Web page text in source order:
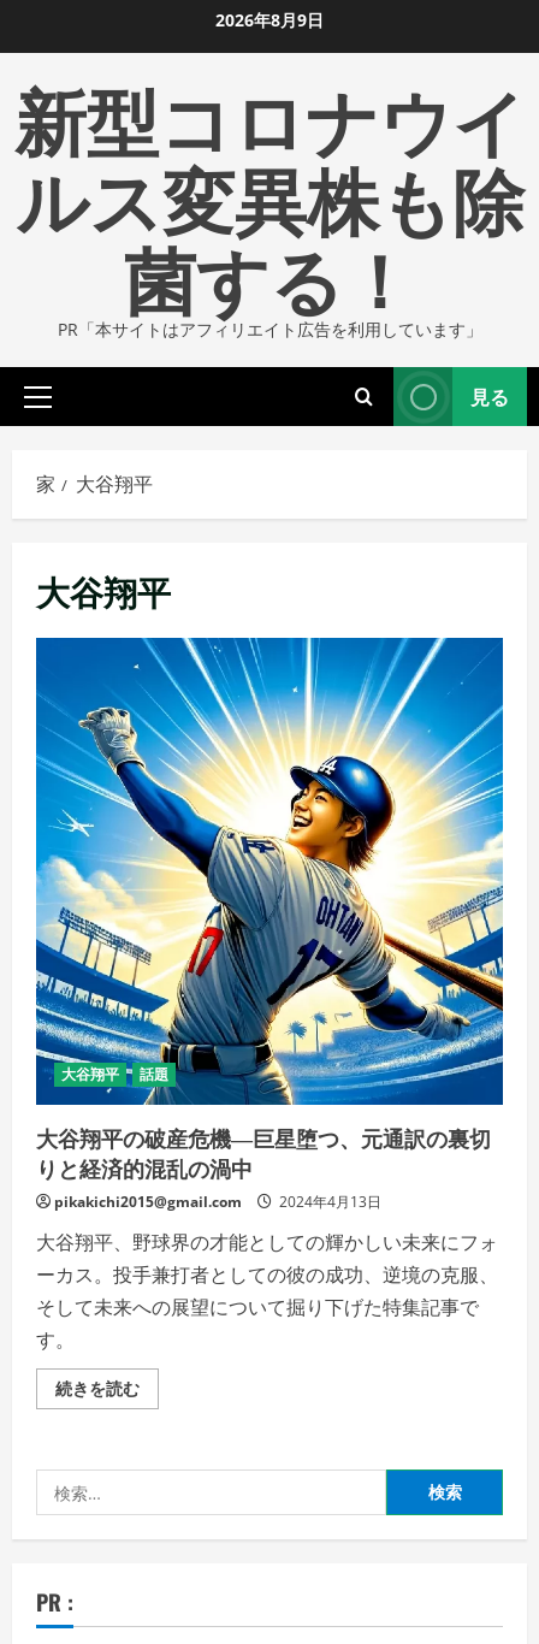
ン
ツ
ま
2026年8月9日
新型コロナウイ
ルス変異株も除
菌する！
PR「本サイトはアフィリエイト広告を利用しています」
プ
イ
マ
ニ
見る
家 大谷翔平
大谷翔平
大谷翔平 話題
大谷翔平の破産危機―巨星堕つ、元通訳の裏切
りと経済的混乱の渦中
pikakichi2015@gmail.com 2024年4月13日
大谷翔平、野球界の才能としての輝かしい未来にフォ
ーカス。投手兼打者としての彼の成功、逆境の克服、
そして未来への展望について掘り下げた特集記事で
す。
続きを読む大
谷
破
機
―
元
索:
PR :